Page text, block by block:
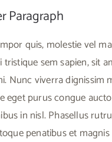
Paragraph
quis, molestie vel
sem sapien, sit
Nunc viverra dignissim
eget purus congue
in nisl. Phasellus
penatibus et